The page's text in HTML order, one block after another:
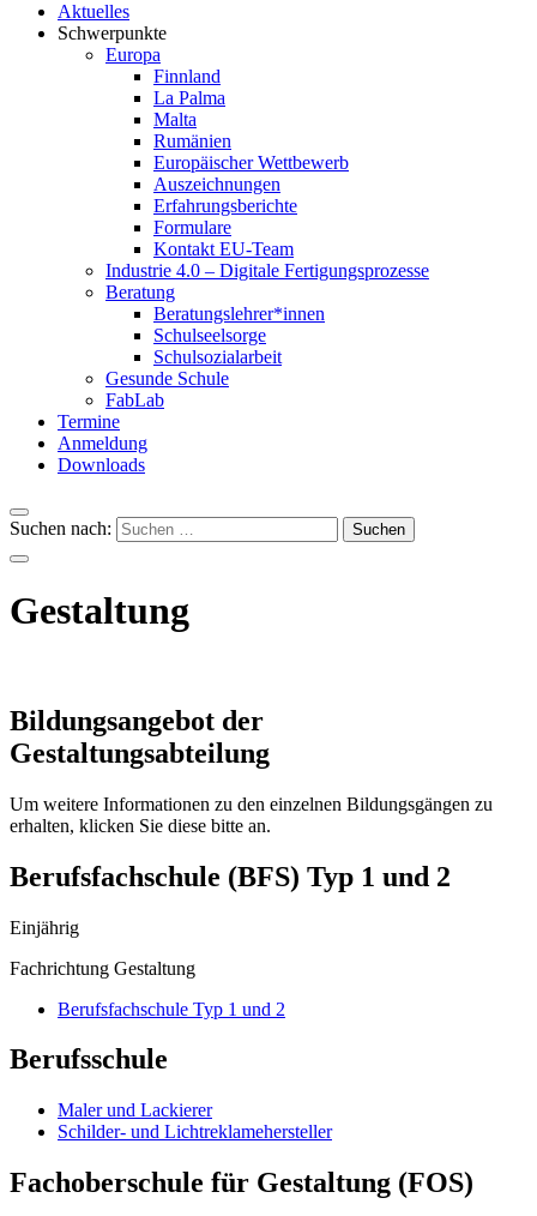
Aktuelles
Schwerpunkte
Europa
Finnland
La Palma
Malta
Rumänien
Europäischer Wettbewerb
Auszeichnungen
Erfahrungsberichte
Formulare
Kontakt EU-Team
Industrie 4.0 – Digitale Fertigungsprozesse
Beratung
Beratungslehrer*innen
Schulseelsorge
Schulsozialarbeit
Gesunde Schule
FabLab
Termine
Anmeldung
Downloads
Suchen nach:
Gestaltung
Bildungsangebot der
Gestaltungsabteilung
Um weitere Informationen zu den einzelnen Bildungsgängen zu
erhalten, klicken Sie diese bitte an.
Berufsfachschule (BFS) Typ 1 und 2
Einjährig
Fachrichtung Gestaltung
Berufsfachschule Typ 1 und 2
Berufsschule
Maler und Lackierer
Schilder- und Lichtreklamehersteller
Fachoberschule für Gestaltung (FOS)